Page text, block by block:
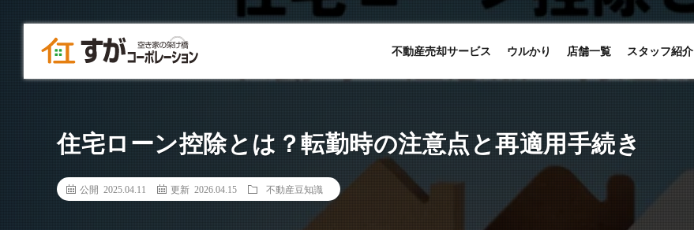
不動産売却サービス ウルかり 店舗一覧 スタッフ紹介
住宅ローン控除とは？転勤時の注意点と再適用手続き
公開 2025.04.11 更新 2026.04.15 不動産豆知識